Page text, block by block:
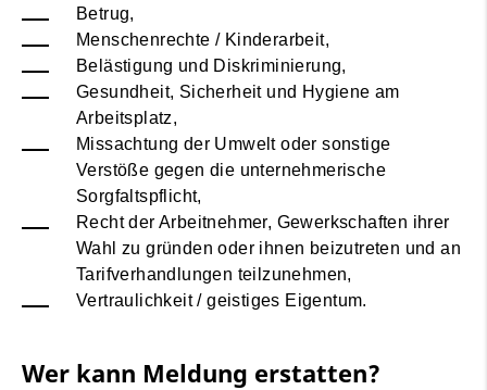
Betrug,
Menschenrechte / Kinderarbeit,
Belästigung und Diskriminierung,
Gesundheit, Sicherheit und Hygiene am
Arbeitsplatz,
Missachtung der Umwelt oder sonstige
Verstöße gegen die unternehmerische
Sorgfaltspflicht,
Recht der Arbeitnehmer, Gewerkschaften ihrer
Wahl zu gründen oder ihnen beizutreten und an
Tarifverhandlungen teilzunehmen,
Vertraulichkeit / geistiges Eigentum.
Wer kann Meldung erstatten?